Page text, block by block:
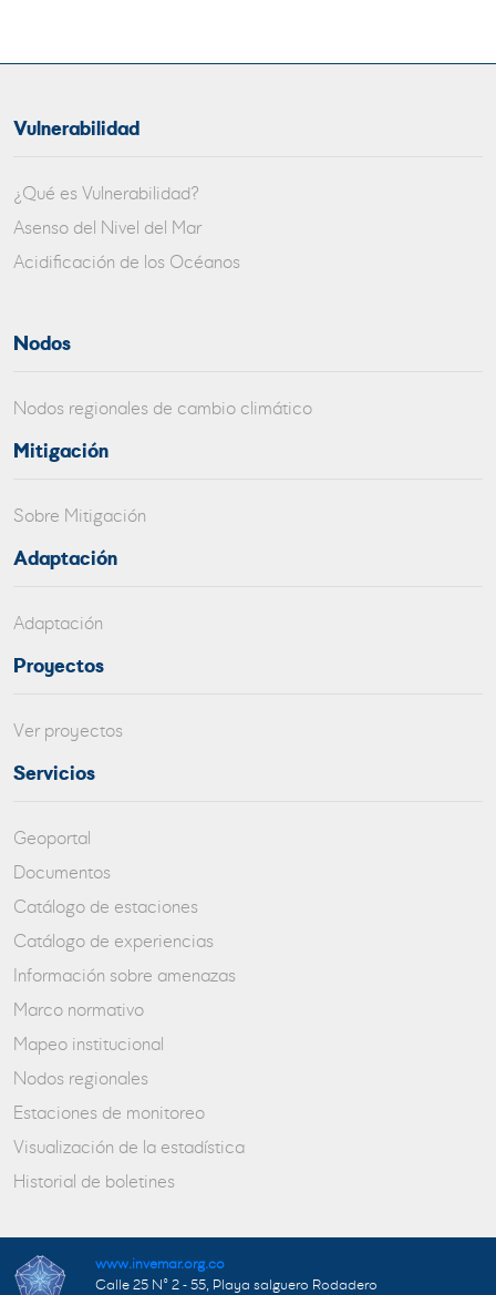
Vulnerabilidad
¿Qué es Vulnerabilidad?
Asenso del Nivel del Mar
Acidificación de los Océanos
Nodos
Nodos regionales de cambio climático
Mitigación
Sobre Mitigación
Adaptación
Adaptación
Proyectos
Ver proyectos
Servicios
Geoportal
Documentos
Catálogo de estaciones
Catálogo de experiencias
Información sobre amenazas
Marco normativo
Mapeo institucional
Nodos regionales
Estaciones de monitoreo
Visualización de la estadística
Historial de boletines
www.invemar.org.co
Calle 25 N° 2 - 55, Playa salguero Rodadero